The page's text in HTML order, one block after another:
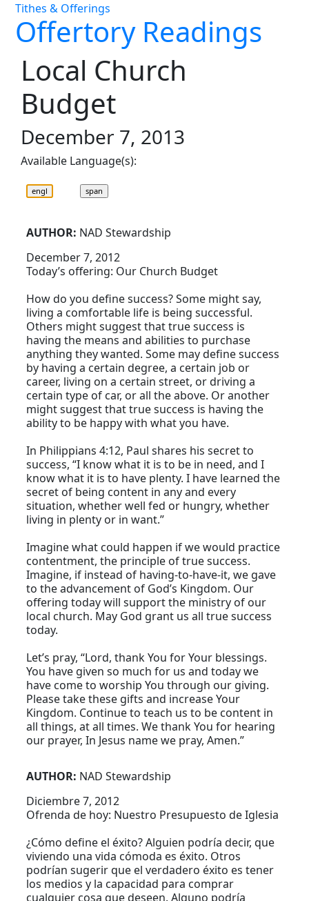
Tithes & Offerings
Offertory Readings
Local Church
Budget
December 7, 2013
Available Language(s):
AUTHOR: NAD Stewardship
December 7, 2012
Today’s offering: Our Church Budget
How do you define success? Some might say,
living a comfortable life is being successful.
Others might suggest that true success is
having the means and abilities to purchase
anything they wanted. Some may define success
by having a certain degree, a certain job or
career, living on a certain street, or driving a
certain type of car, or all the above. Or another
might suggest that true success is having the
ability to be happy with what you have.
In Philippians 4:12, Paul shares his secret to
success, “I know what it is to be in need, and I
know what it is to have plenty. I have learned the
secret of being content in any and every
situation, whether well fed or hungry, whether
living in plenty or in want.”
Imagine what could happen if we would practice
contentment, the principle of true success.
Imagine, if instead of having-to-have-it, we gave
to the advancement of God’s Kingdom. Our
offering today will support the ministry of our
local church. May God grant us all true success
today.
Let’s pray, “Lord, thank You for Your blessings.
You have given so much for us and today we
have come to worship You through our giving.
Please take these gifts and increase Your
Kingdom. Continue to teach us to be content in
all things, at all times. We thank You for hearing
our prayer, In Jesus name we pray, Amen.”
AUTHOR: NAD Stewardship
Diciembre 7, 2012
Ofrenda de hoy: Nuestro Presupuesto de Iglesia
¿Cómo define el éxito? Alguien podría decir, que
viviendo una vida cómoda es éxito. Otros
podrían sugerir que el verdadero éxito es tener
los medios y la capacidad para comprar
cualquier cosa que deseen. Alguno podría